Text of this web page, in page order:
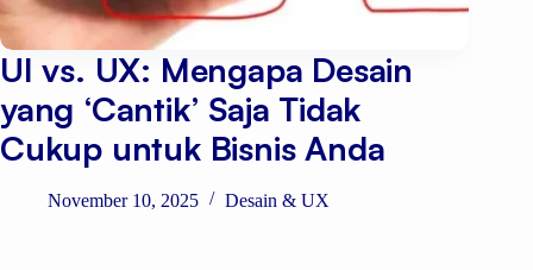
UI vs. UX: Mengapa Desain
yang ‘Cantik’ Saja Tidak
Cukup untuk Bisnis Anda
November 10, 2025 Desain & UX